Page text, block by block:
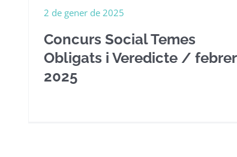
Concurs Social Temes
Obligats i Veredicte / febrer
2025
2 de gener de 2025